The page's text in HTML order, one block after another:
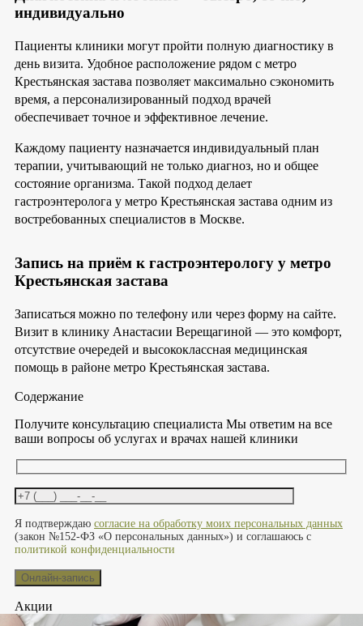
индивидуально
Пациенты клиники могут пройти полную диагностику в
день визита. Удобное расположение рядом с метро
Крестьянская застава позволяет максимально сэкономить
время, а персонализированный подход врачей
обеспечивает точное и эффективное лечение.
Каждому пациенту назначается индивидуальный план
терапии, учитывающий не только диагноз, но и общее
состояние организма. Такой подход делает
гастроэнтеролога у метро Крестьянская застава одним из
востребованных специалистов в Москве.
Запись на приём к гастроэнтерологу у метро
Крестьянская застава
Записаться можно по телефону или через форму на сайте.
Визит в клинику Анастасии Верещагиной — это комфорт,
отсутствие очередей и высококлассная медицинская
помощь в районе метро Крестьянская застава.
Содержание
Получите консультацию специалиста Мы ответим на все
ваши вопросы об услугах и врачах нашей клиники
Я подтверждаю согласие на обработку моих персональных данных
(закон №152-ФЗ «О персональных данных») и соглашаюсь с
политикой конфиденциальности
Акции